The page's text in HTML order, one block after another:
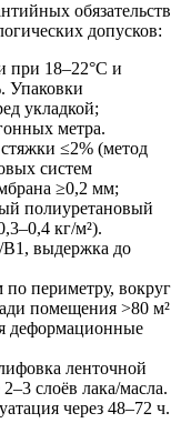
обязательств
допусков:
при 18–22°C и
Упаковки
укладкой;
метра.
≤2% (метод
систем
≥0,2 мм;
полиуретановый
кг/м²).
выдержка до
периметру, вокруг
помещения >80 м²
деформационные
ленточной
слоёв лака/масла.
через 48–72 ч.